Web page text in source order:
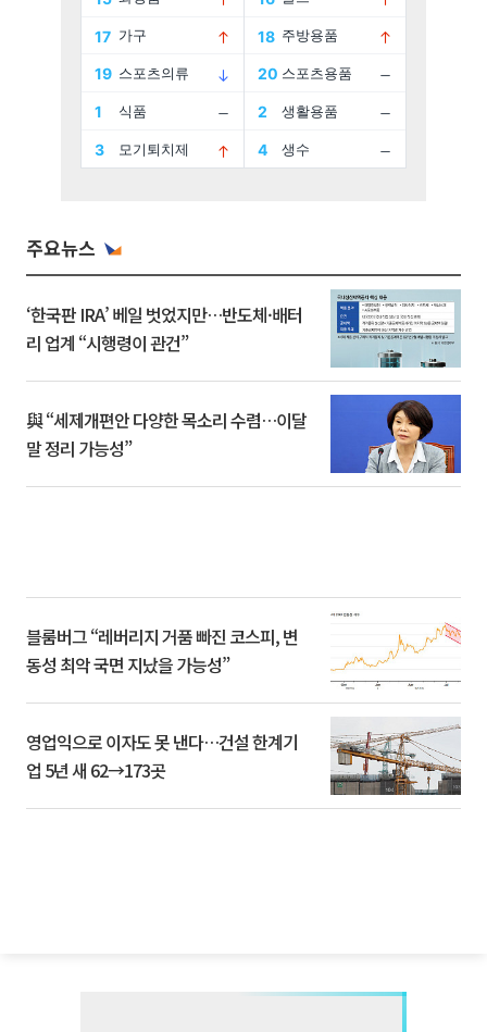
주요뉴스
‘한국판 IRA’ 베일 벗었지만…반도체·배터
리 업계 “시행령이 관건”
與 “세제개편안 다양한 목소리 수렴…이달
말 정리 가능성”
블룸버그 “레버리지 거품 빠진 코스피, 변
동성 최악 국면 지났을 가능성”
영업익으로 이자도 못 낸다…건설 한계기
업 5년 새 62→173곳